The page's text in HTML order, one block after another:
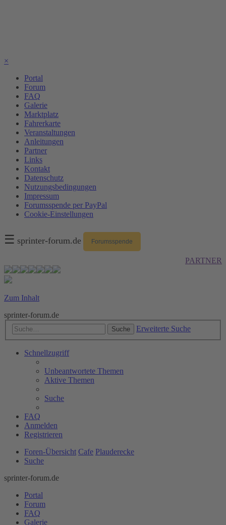
×
Portal
Forum
FAQ
Galerie
Marktplatz
Fahrerkarte
Veranstaltungen
Anleitungen
Partner
Links
Kontakt
Datenschutz
Nutzungsbedingungen
Impressum
Forumsspende per PayPal
Cookie-Einstellungen
☰ sprinter-forum.de Forumsspende
PARTNER
Zum Inhalt
sprinter-forum.de
Suche Erweiterte Suche
Schnellzugriff
Unbeantwortete Themen
Aktive Themen
Suche
FAQ
Anmelden
Registrieren
Foren-Übersicht Cafe Plauderecke
Suche
sprinter-forum.de
Portal
Forum
FAQ
Galerie